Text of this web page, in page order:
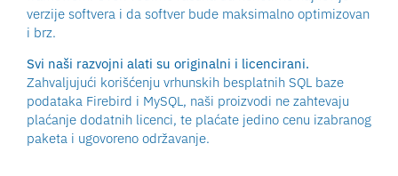
verzije softvera i da softver bude maksimalno optimizovan
i brz.
Svi naši razvojni alati su originalni i licencirani.
Zahvaljujući korišćenju vrhunskih besplatnih SQL baze
podataka Firebird i MySQL, naši proizvodi ne zahtevaju
plaćanje dodatnih licenci, te plaćate jedino cenu izabranog
paketa i ugovoreno održavanje.